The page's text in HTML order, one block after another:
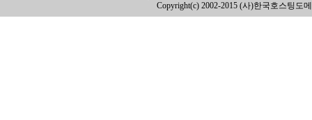
Copyright(c) 2002-2015 (사)한국호스팅도